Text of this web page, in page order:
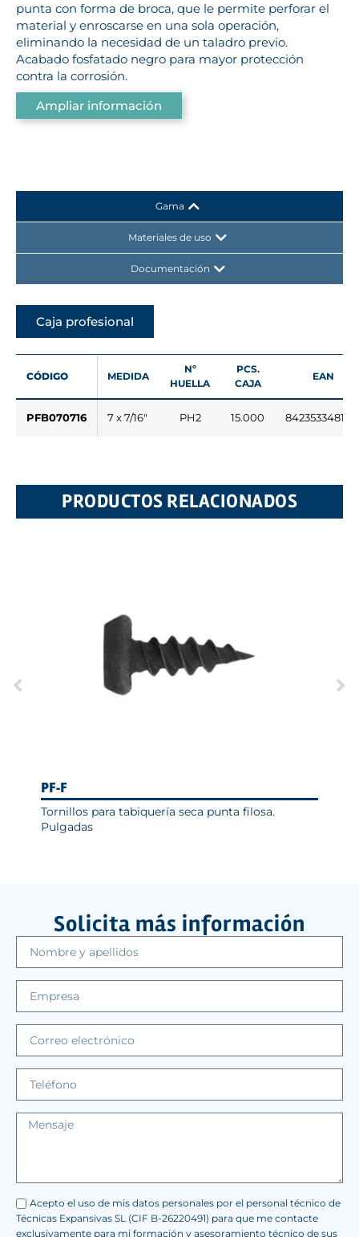
punta con forma de broca, que le permite perforar el
material y enroscarse en una sola operación,
eliminando la necesidad de un taladro previo.
Acabado fosfatado negro para mayor protección
contra la corrosión.
Ampliar información
Gama
Materiales de uso
Documentación
Caja profesional
CÓDIGO MEDIDA
Nº
HUELLA
PCS.
CAJA
EAN
PFB070716 7 x 7/16" PH2 15.000
PRODUCTOS RELACIONADOS
PF-F
Tornillos para tabiquería seca punta filosa.
Pulgadas
Solicita más información
Acepto el uso de mis datos personales por el personal técnico de
Técnicas Expansivas SL (CIF B-26220491) para que me contacte
exclusivamente para mi formación y asesoramiento técnico de sus